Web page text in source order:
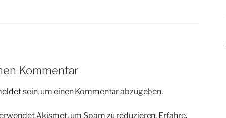
Kommentar
sein, um einen Kommentar abzugeben.
Akismet, um Spam zu reduzieren. Erfahre,